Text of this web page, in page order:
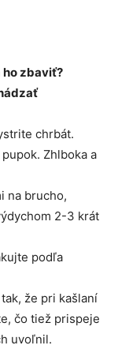
ho zbaviť?
chrbát.
Zhlboka a
na brucho,
2-3 krát
podľa
že pri kašlaní
čo tiež prispeje
uvoľnil.